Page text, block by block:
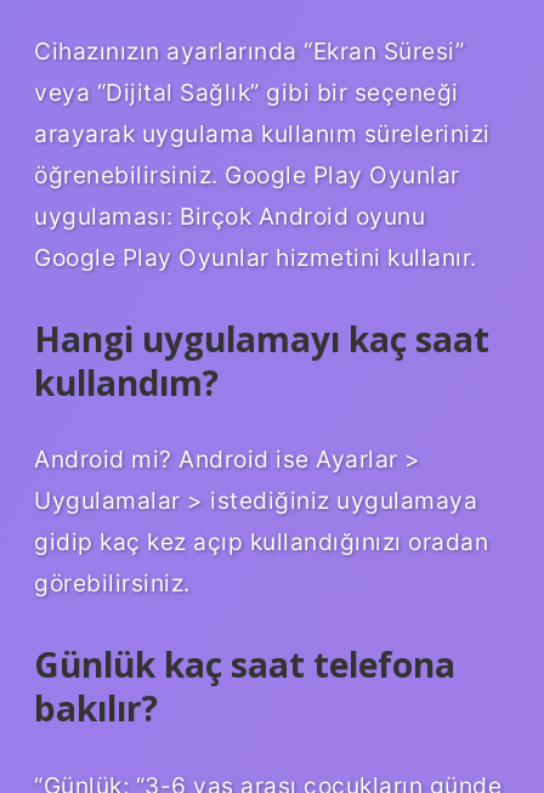
Cihazınızın ayarlarında “Ekran Süresi”
veya “Dijital Sağlık” gibi bir seçeneği
arayarak uygulama kullanım sürelerinizi
öğrenebilirsiniz. Google Play Oyunlar
uygulaması: Birçok Android oyunu
Google Play Oyunlar hizmetini kullanır.
Hangi uygulamayı kaç saat
kullandım?
Android mi? Android ise Ayarlar >
Uygulamalar > istediğiniz uygulamaya
gidip kaç kez açıp kullandığınızı oradan
görebilirsiniz.
Günlük kaç saat telefona
bakılır?
“Günlük; “3-6 yaş arası çocukların günde